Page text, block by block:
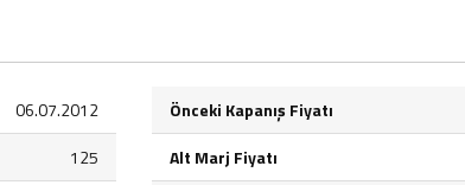
06.07.2012
125
Önceki Kapanış Fiyatı
Alt Marj Fiyatı